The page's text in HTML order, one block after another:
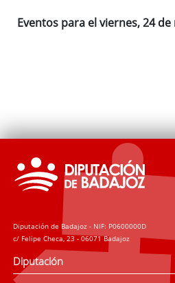
Eventos para el viernes, 24 de
Diputación de Badajoz - NIF: P0600000D
c/ Felipe Checa, 23 - 06071 Badajoz
Diputación